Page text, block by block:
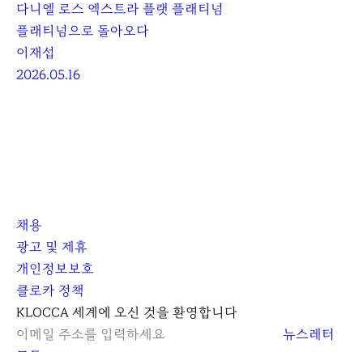
다니엘 로스 엑스트라 플랫 플래티넘
플래티넘으로 돌아오다
이재섭
2026.05.16
채용
광고 및 제휴
개인정보보호
클로카 정책
I
n
Y
o
K
L
KLOCCA 세계에 오신 것을 환영합니다
뉴스레터